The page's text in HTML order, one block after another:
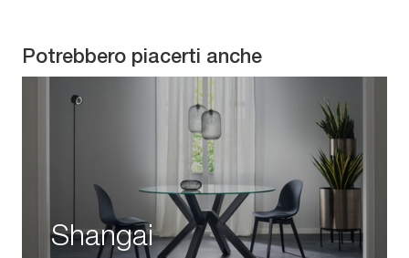
Potrebbero piacerti anche
Shangai